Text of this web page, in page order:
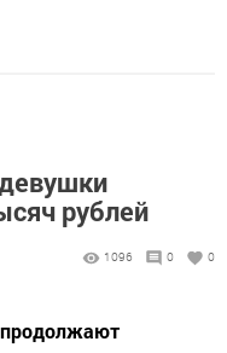
рублей
1096 0 0
продолжают